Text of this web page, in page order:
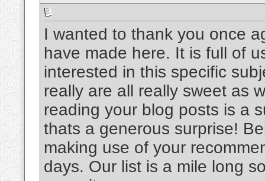
I wanted to thank you once
have made here. It is full of
interested in this specific
really are all really sweet as
reading your blog posts is a
thats a generous surprise!
making use of your
days. Our list is a mile long